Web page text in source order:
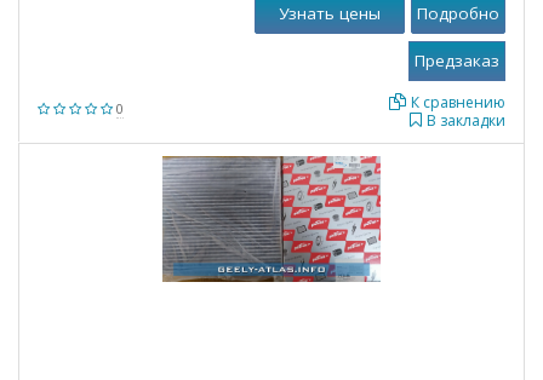
0
В закладки
К сравнению
Узнать цены Подробно